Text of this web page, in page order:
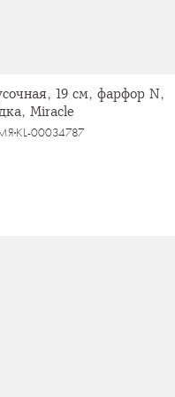
19 см, фарфор N,
Miracle
KL-00034787